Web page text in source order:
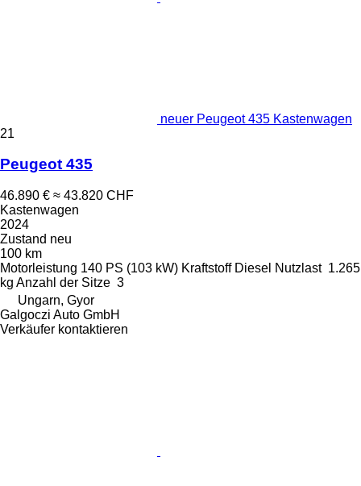
neuer Peugeot 435 Kastenwagen
21
Peugeot 435
46.890 € ≈ 43.820 CHF
Kastenwagen
2024
Zustand neu
100 km
Motorleistung 140 PS (103 kW) Kraftstoff Diesel Nutzlast 1.265
kg Anzahl der Sitze 3
Ungarn, Gyor
Galgoczi Auto GmbH
Verkäufer kontaktieren